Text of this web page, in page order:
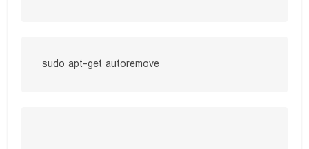
sudo apt-get autoremove